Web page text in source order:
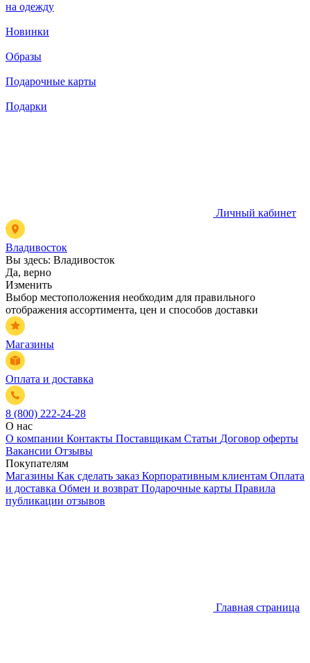
на одежду
Новинки
Образы
Подарочные карты
Подарки
Личный кабинет
Владивосток
Вы здесь: Владивосток
Да, верно
Изменить
Выбор местоположения необходим для правильного
отображения ассортимента, цен и способов доставки
Магазины
Оплата и доставка
8 (800) 222-24-28
О нас
О компании Контакты Поставщикам Статьи Договор оферты
Вакансии Отзывы
Покупателям
Магазины Как сделать заказ Корпоративным клиентам Оплата
и доставка Обмен и возврат Подарочные карты Правила
публикации отзывов
Главная страница